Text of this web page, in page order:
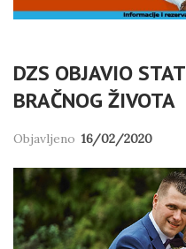
DZS OBJAVIO
BRAČNOG ŽIVOTA
Objavljeno 16/02/2020